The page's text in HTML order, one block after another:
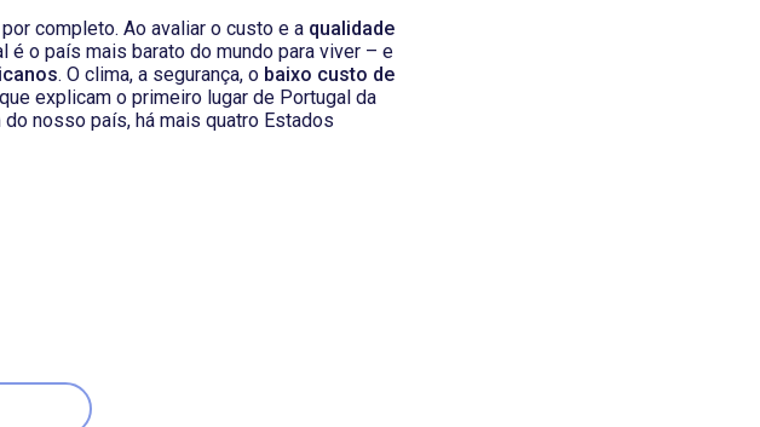
por completo. Ao avaliar o custo e a qualidade
é o país mais barato do mundo para viver – e
. O clima, a segurança, o baixo custo de
explicam o primeiro lugar de Portugal da
do nosso país, há mais quatro Estados